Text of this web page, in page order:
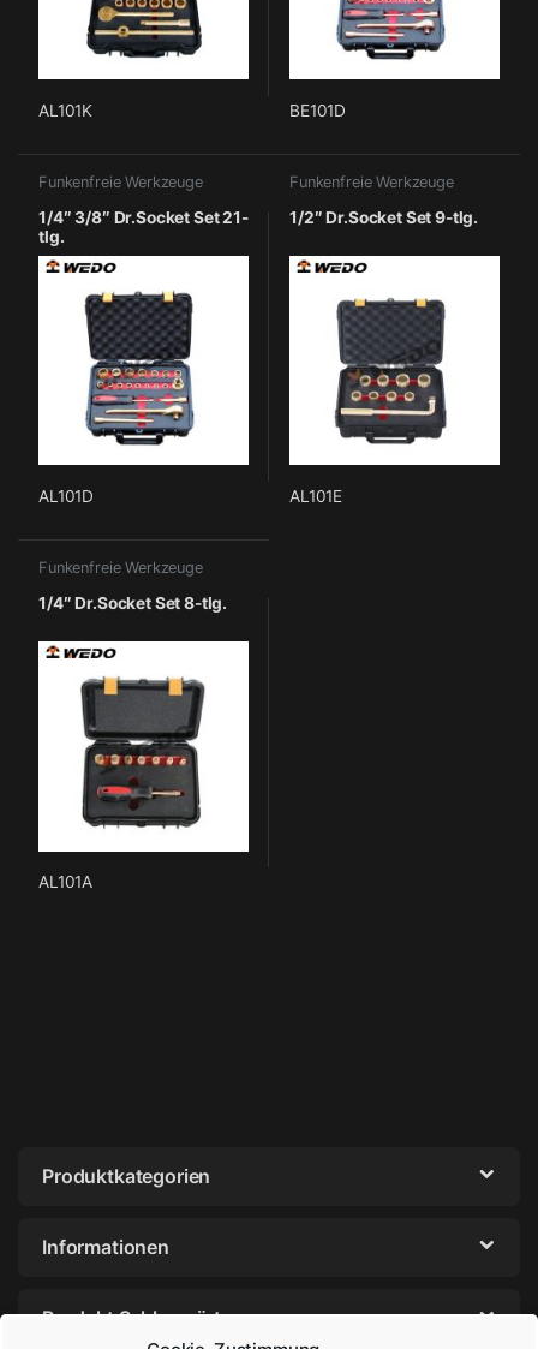
AL101K BE101D
Funkenfreie Werkzeuge
1/4″ 3/8″ Dr.Socket Set 21-
tlg.
AL101D
Funkenfreie Werkzeuge
1/2″ Dr.Socket Set 9-tlg.
AL101E
Funkenfreie Werkzeuge
1/4″ Dr.Socket Set 8-tlg.
AL101A
Produktkategorien
Informationen
Produkt Schlagwörter